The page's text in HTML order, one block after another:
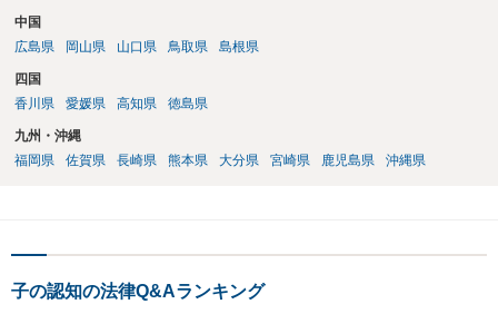
中国
広島県
岡山県 山口県 鳥取県 島根県
四国
香川県
愛媛県 高知県 徳島県
九州・沖縄
福岡県
佐賀県 長崎県 熊本県 大分県 宮崎県 鹿児島県 沖縄県
子の認知の法律Q&Aランキング